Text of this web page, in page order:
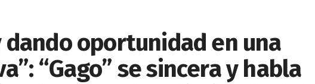
dando oportunidad en una
“Gago” se sincera y habla